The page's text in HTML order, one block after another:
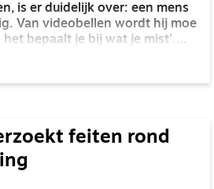
is er duidelijk over: een mens
Van videobellen wordt hij moe
bepaalt je bij wat je mist’.
een langdurige ‘samenleving-
‘weleens meer slachtoffers
feiten rond